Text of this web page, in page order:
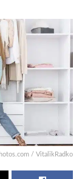
/ VitalikRadko